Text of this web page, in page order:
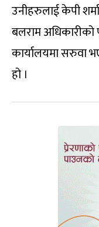
उनीहरुलाई केपी
बलराम अधिकारीको
कार्यालयमा सरुवा
हो ।